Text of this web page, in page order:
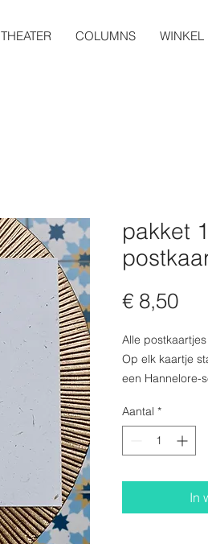
THEATER COLUMNS WINKEL
pakket
€ 8,50Prijs
Alle
Op elk kaartje
een Hannelore-
Inclusief 10
omslagen.
Aantal *
In